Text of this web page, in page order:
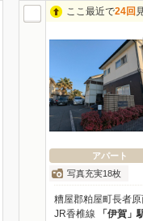
ここ最近で24回
アパート
写真充実18枚
糟屋郡粕屋町長者
JR香椎線 「伊賀」